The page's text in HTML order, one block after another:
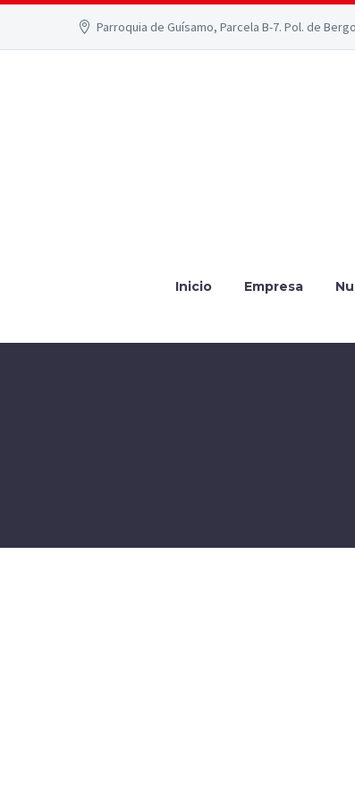
Parroquia de Guísamo, Parcela B-7. Pol. de
Inicio Empresa